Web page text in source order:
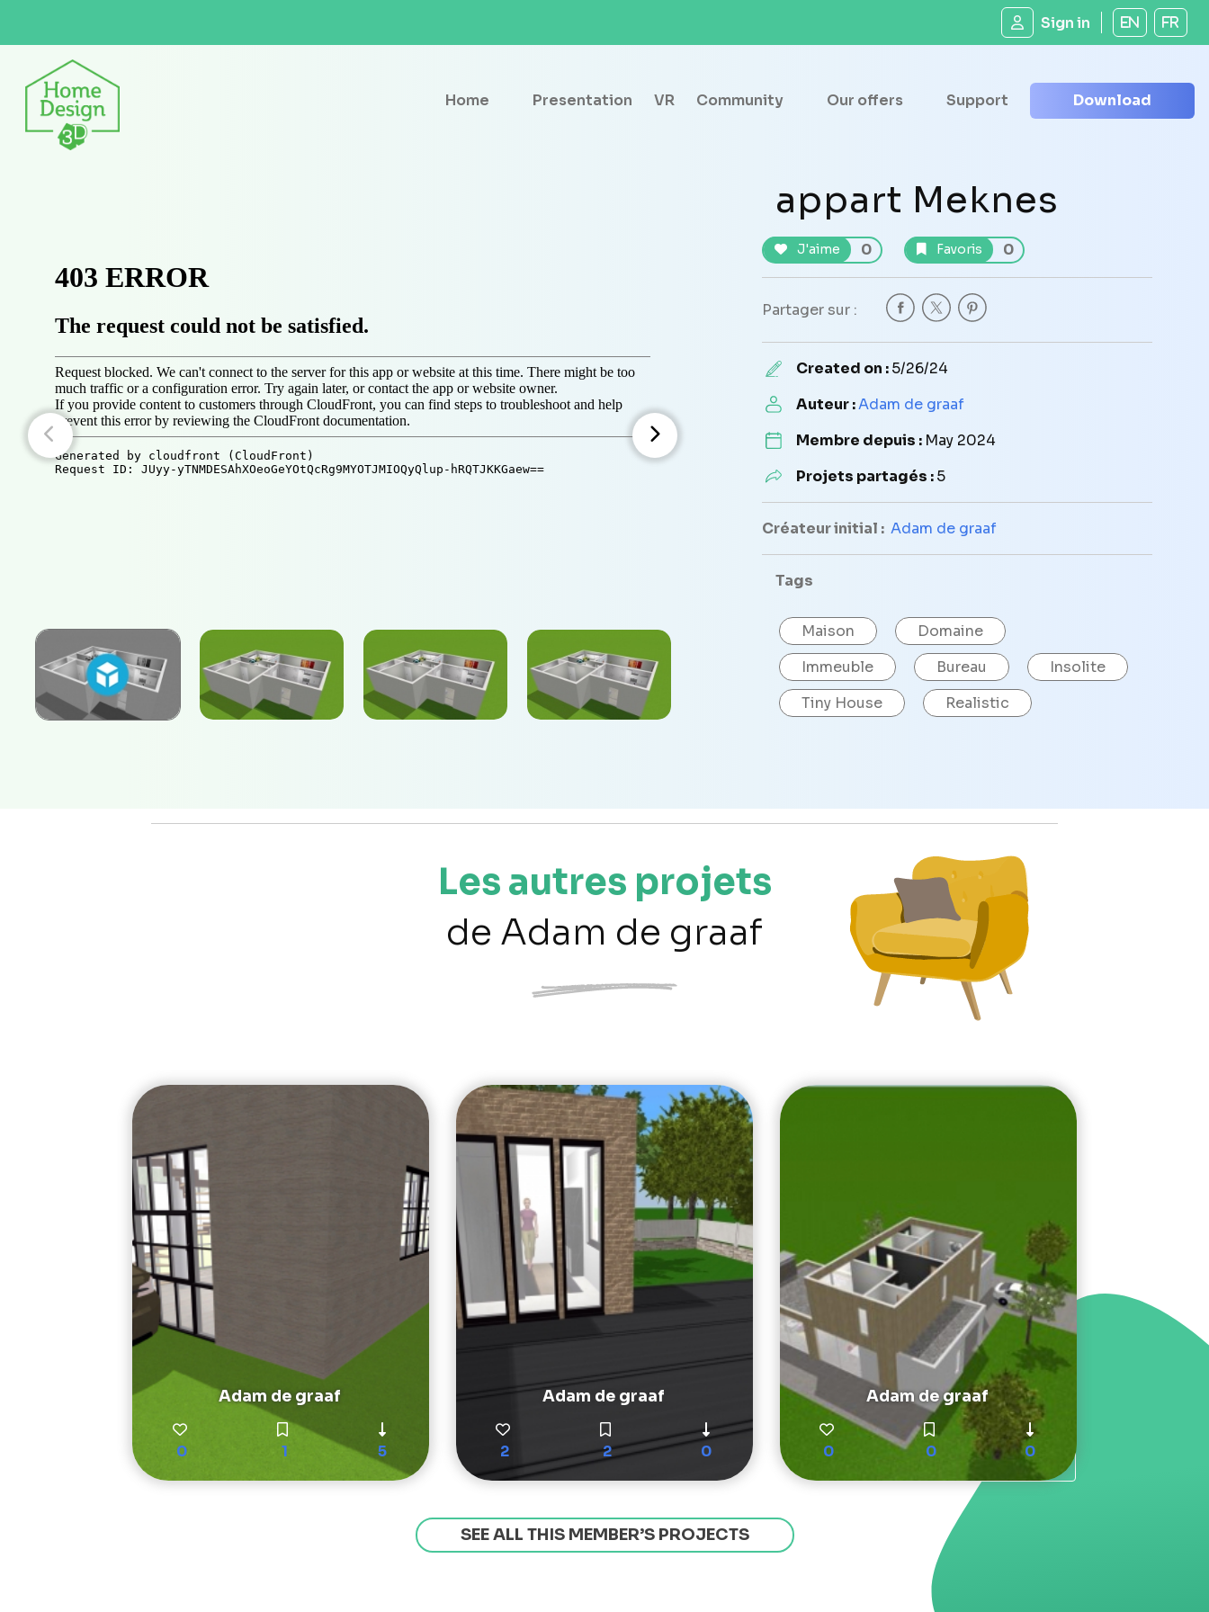
Sign in EN FR
Home Presentation VR Community Our offers Support Download
appart Meknes
J'aime 0 Favoris 0
Partager sur :
Created on :5/26/24
Auteur :Adam de graaf
Membre depuis : May 2024
Projets partagés :5
Créateur initial : Adam de graaf
Tags
Maison
Domaine
Immeuble
Bureau
Insolite
Tiny House
Realistic
Les autres projets
de Adam de graaf
Adam de graaf
0 1 5
Adam de graaf
2 2 0
Adam de graaf
0 0 0
SEE ALL THIS MEMBER’S PROJECTS